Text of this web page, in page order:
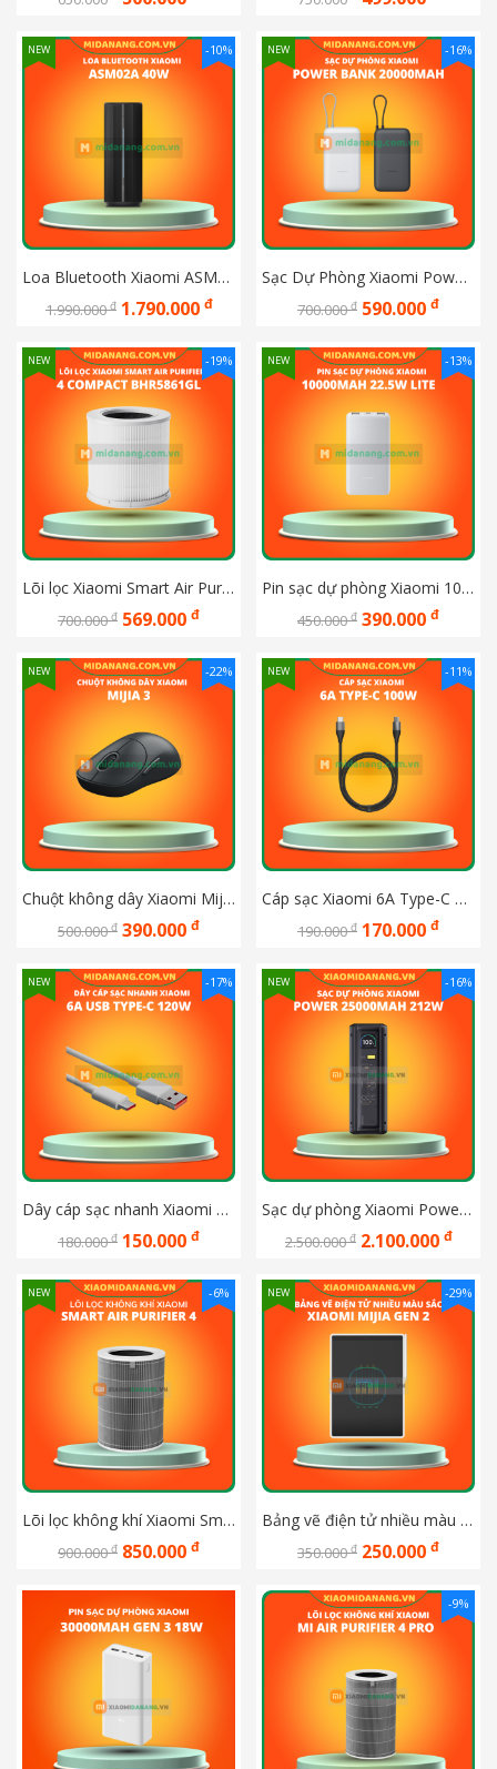
Loa Bluetooth Xiaomi ASM02A 40W
1.990.000đ 1.790.000 đ
-10%
NEW
Sạc Dự Phòng Xiaomi Power Bank 20000mAh (Integrated Cable) TH BHR9739TH/ BHR9764TH
700.000đ 590.000 đ
-16%
NEW
Lõi lọc Xiaomi Smart Air Purifier 4 Compact BHR5861GL
700.000đ 569.000 đ
-19%
NEW
Pin sạc dự phòng Xiaomi 10000mah 22.5W Lite BHR9357TH
450.000đ 390.000 đ
-13%
NEW
Chuột không dây Xiaomi Mijia 3 XMWXSB03YM
500.000đ 390.000 đ
-22%
NEW
Cáp sạc Xiaomi 6A Type-C 100W  màu xám đậm
190.000đ 170.000 đ
-11%
NEW
Dây cáp sạc nhanh Xiaomi 6A USB Type-C 120W
180.000đ 150.000 đ
-17%
NEW
Sạc dự phòng Xiaomi Power 25000Mah 212W
2.500.000đ 2.100.000 đ
-16%
NEW
Lõi lọc không khí Xiaomi Smart Air Purifier 4 Filter(BHR5120GL)
900.000đ 850.000 đ
-6%
NEW
Bảng vẽ điện tử nhiều màu sắc xiaomi mijia gen 2
350.000đ 250.000 đ
-29%
NEW
-9%